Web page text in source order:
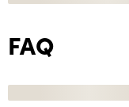
FAQ